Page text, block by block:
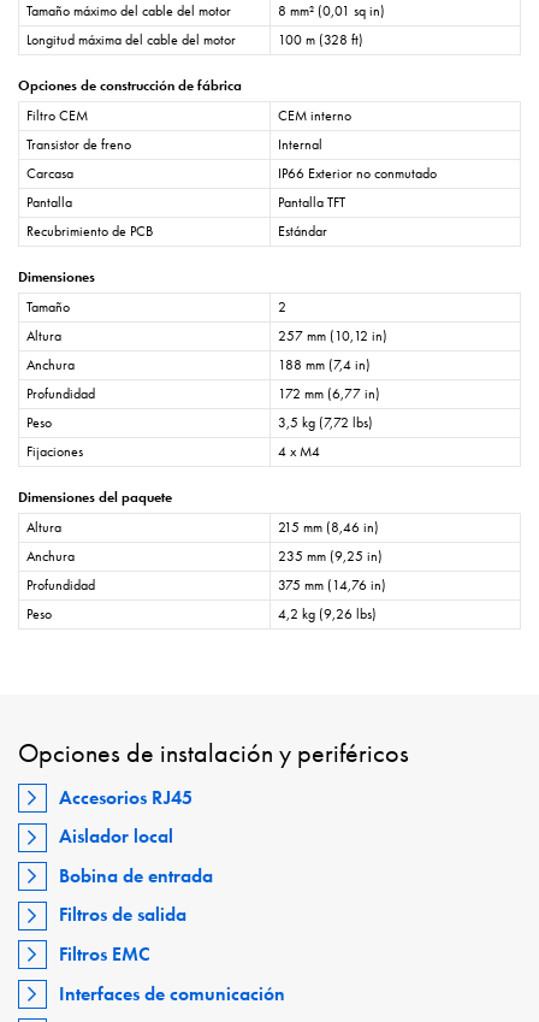
Tamaño máximo del cable del motor
8 mm² (0,01 sq in)
Longitud máxima del cable del motor
100 m (328 ft)
Opciones de construcción de fábrica
Filtro CEM
CEM interno
Transistor de freno
Internal
Carcasa
IP66 Exterior no conmutado
Pantalla
Pantalla TFT
Recubrimiento de PCB
Estándar
Dimensiones
Tamaño
2
Altura
257 mm (10,12 in)
Anchura
188 mm (7,4 in)
Profundidad
172 mm (6,77 in)
Peso
3,5 kg (7,72 lbs)
Fijaciones
4 x M4
Dimensiones del paquete
Altura
215 mm (8,46 in)
Anchura
235 mm (9,25 in)
Profundidad
375 mm (14,76 in)
Peso
4,2 kg (9,26 lbs)
Opciones de instalación y periféricos
Accesorios RJ45
Aislador local
Bobina de entrada
Filtros de salida
Filtros EMC
Interfaces de comunicación